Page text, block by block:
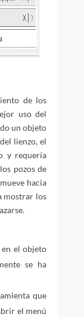
de los
uso del
un objeto
lienzo, el
y requería
pozos de
hacia
mostrar los
en el objeto
se ha
que
el menú